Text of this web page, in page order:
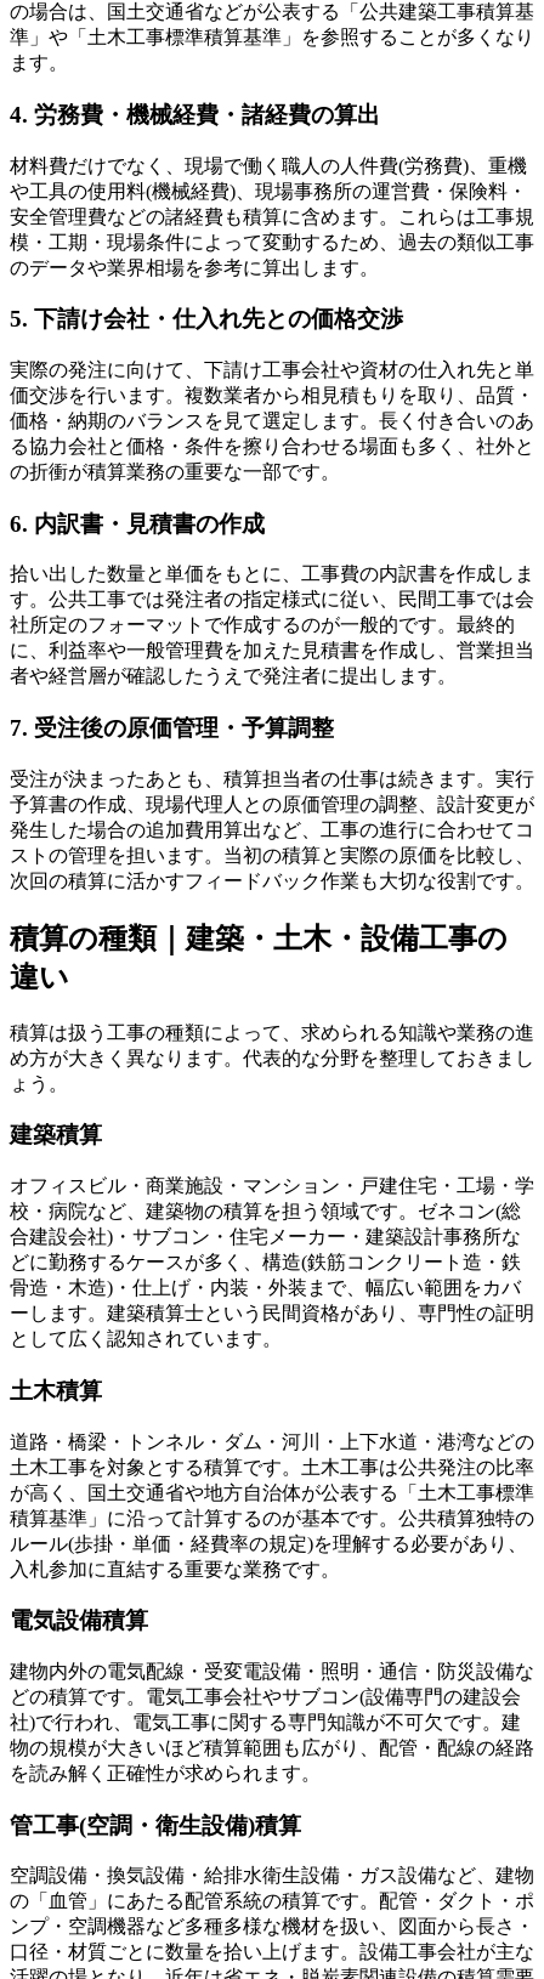
の場合は、国土交通省などが公表する「公共建築工事積算基
準」や「土木工事標準積算基準」を参照することが多くなり
ます。
4. 労務費・機械経費・諸経費の算出
材料費だけでなく、現場で働く職人の人件費(労務費)、重機
や工具の使用料(機械経費)、現場事務所の運営費・保険料・
安全管理費などの諸経費も積算に含めます。これらは工事規
模・工期・現場条件によって変動するため、過去の類似工事
のデータや業界相場を参考に算出します。
5. 下請け会社・仕入れ先との価格交渉
実際の発注に向けて、下請け工事会社や資材の仕入れ先と単
価交渉を行います。複数業者から相見積もりを取り、品質・
価格・納期のバランスを見て選定します。長く付き合いのあ
る協力会社と価格・条件を擦り合わせる場面も多く、社外と
の折衝が積算業務の重要な一部です。
6. 内訳書・見積書の作成
拾い出した数量と単価をもとに、工事費の内訳書を作成しま
す。公共工事では発注者の指定様式に従い、民間工事では会
社所定のフォーマットで作成するのが一般的です。最終的
に、利益率や一般管理費を加えた見積書を作成し、営業担当
者や経営層が確認したうえで発注者に提出します。
7. 受注後の原価管理・予算調整
受注が決まったあとも、積算担当者の仕事は続きます。実行
予算書の作成、現場代理人との原価管理の調整、設計変更が
発生した場合の追加費用算出など、工事の進行に合わせてコ
ストの管理を担います。当初の積算と実際の原価を比較し、
次回の積算に活かすフィードバック作業も大切な役割です。
積算の種類｜建築・土木・設備工事の
違い
積算は扱う工事の種類によって、求められる知識や業務の進
め方が大きく異なります。代表的な分野を整理しておきまし
ょう。
建築積算
オフィスビル・商業施設・マンション・戸建住宅・工場・学
校・病院など、建築物の積算を担う領域です。ゼネコン(総
合建設会社)・サブコン・住宅メーカー・建築設計事務所な
どに勤務するケースが多く、構造(鉄筋コンクリート造・鉄
骨造・木造)・仕上げ・内装・外装まで、幅広い範囲をカバ
ーします。建築積算士という民間資格があり、専門性の証明
として広く認知されています。
土木積算
道路・橋梁・トンネル・ダム・河川・上下水道・港湾などの
土木工事を対象とする積算です。土木工事は公共発注の比率
が高く、国土交通省や地方自治体が公表する「土木工事標準
積算基準」に沿って計算するのが基本です。公共積算独特の
ルール(歩掛・単価・経費率の規定)を理解する必要があり、
入札参加に直結する重要な業務です。
電気設備積算
建物内外の電気配線・受変電設備・照明・通信・防災設備な
どの積算です。電気工事会社やサブコン(設備専門の建設会
社)で行われ、電気工事に関する専門知識が不可欠です。建
物の規模が大きいほど積算範囲も広がり、配管・配線の経路
を読み解く正確性が求められます。
管工事(空調・衛生設備)積算
空調設備・換気設備・給排水衛生設備・ガス設備など、建物
の「血管」にあたる配管系統の積算です。配管・ダクト・ポ
ンプ・空調機器など多種多様な機材を扱い、図面から長さ・
口径・材質ごとに数量を拾い上げます。設備工事会社が主な